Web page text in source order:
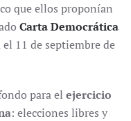
que ellos proponían
Carta Democrática
11 de septiembre de
para el ejercicio
: elecciones libres y